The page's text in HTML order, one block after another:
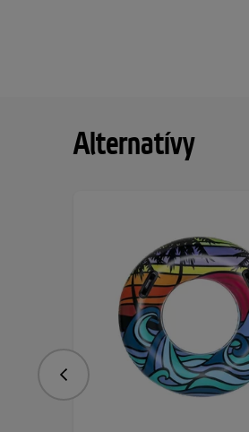
Alternatívy
Predchádzajúce